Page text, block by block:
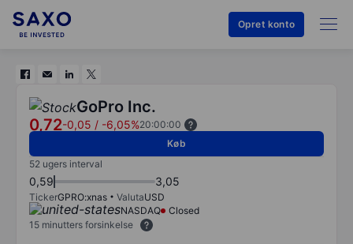
Opret konto
GoPro Inc.
0,72-0,05 / -6,05%20:00:00
Køb
52 ugers interval
0,59 3,05
TickerGPRO:xnas ValutaUSD
NASDAQ
Closed
15 minutters forsinkelse